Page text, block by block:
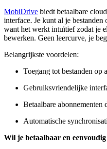
MobiDrive biedt betaalbare
interface. Je kunt al je bestanden
want het werkt intuïtief zodat je
bewerken. Geen leercurve, je
Belangrijkste voordelen:
Toegang tot bestanden op
Gebruiksvriendelijke
Betaalbare abonnementen
Automatische
Wil je betaalbaar en eenvoudig